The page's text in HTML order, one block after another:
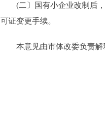
(二〕国有小企业改制后，
可证变更手续。
本意见由市体改委负责解